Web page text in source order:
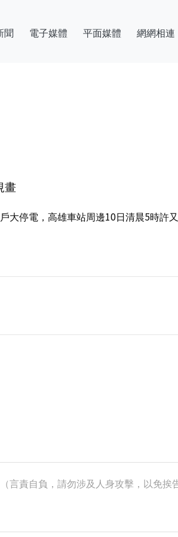
聞 電子媒體 平面媒體 網網相連
畫
大停電，高雄車站周邊10日清晨5時
言責自負，請勿涉及人身攻擊，以免挨